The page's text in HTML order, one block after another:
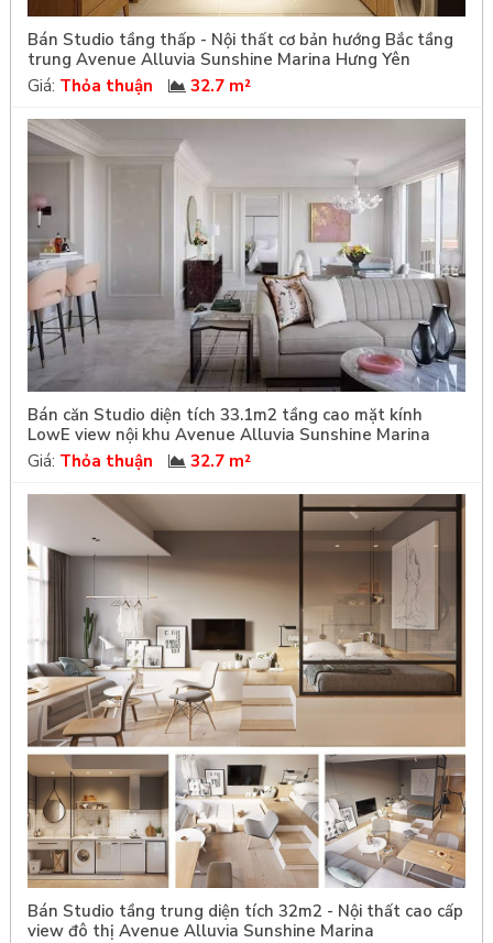
Bán Studio tầng thấp - Nội thất cơ bản hướng Bắc tầng
trung Avenue Alluvia Sunshine Marina Hưng Yên
Giá: Thỏa thuận 32.7 m²
Bán căn Studio diện tích 33.1m2 tầng cao mặt kính
LowE view nội khu Avenue Alluvia Sunshine Marina
Giá: Thỏa thuận 32.7 m²
Bán Studio tầng trung diện tích 32m2 - Nội thất cao cấp
view đô thị Avenue Alluvia Sunshine Marina